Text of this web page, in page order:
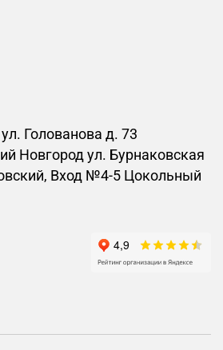
Голованова д. 73
Новгород ул. Бурнаковская
Вход №4-5 Цокольный